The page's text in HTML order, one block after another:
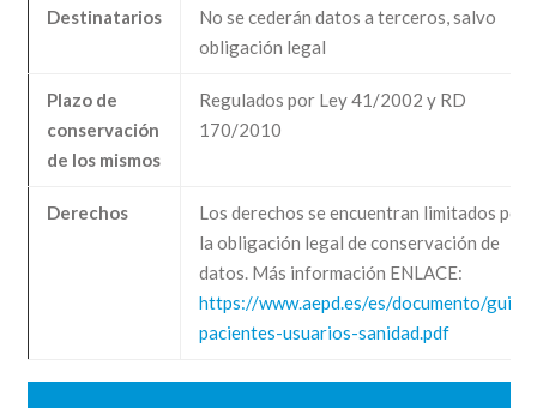
Destinatarios
No se cederán datos a terceros, salvo
obligación legal
Plazo de
conservación
de los mismos
Regulados por Ley 41/2002 y RD
170/2010
Derechos
Los derechos se encuentran limitados por
la obligación legal de conservación de
datos. Más información ENLACE:
https://www.aepd.es/es/documento/guia-
pacientes-usuarios-sanidad.pdf